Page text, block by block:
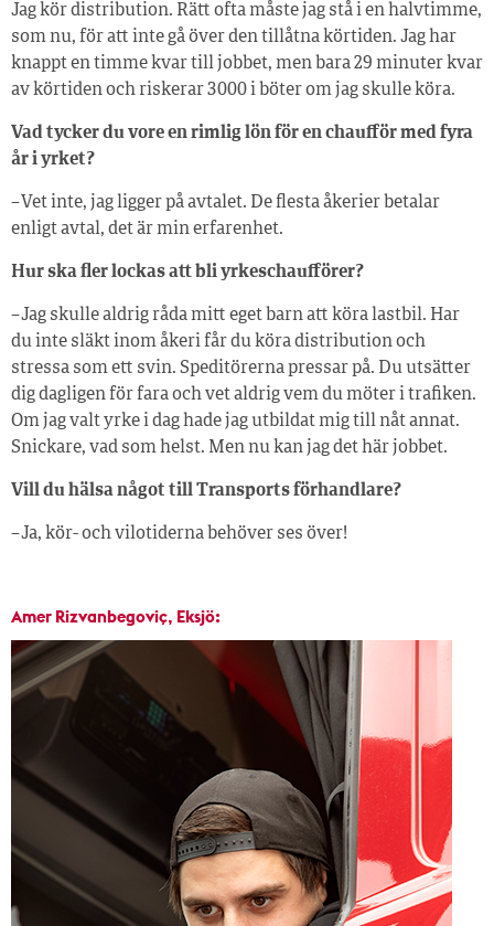
Jag kör distribution. Rätt ofta måste jag stå i en halvtimme,
som nu, för att inte gå över den tillåtna körtiden. Jag har
knappt en timme kvar till jobbet, men bara 29 minuter kvar
av körtiden och riskerar 3 000 i böter om jag skulle köra.
Vad tycker du vore en rimlig lön för en chaufför med fyra
år i yrket?
– Vet inte, jag ligger på avtalet. De flesta åkerier betalar
enligt avtal, det är min erfarenhet.
Hur ska fler lockas att bli yrkeschaufförer?
– Jag skulle aldrig råda mitt eget barn att köra lastbil. Har
du inte släkt inom åkeri får du köra distribution och
stressa som ett svin. Speditörerna pressar på. Du utsätter
dig dagligen för fara och vet aldrig vem du möter i trafiken.
Om jag valt yrke i dag hade jag utbildat mig till nåt annat.
Snickare, vad som helst. Men nu kan jag det här jobbet.
Vill du hälsa något till Transports förhandlare?
– Ja, kör- och vilotiderna behöver ses över!
Amer Rizvanbegoviç, Eksjö: